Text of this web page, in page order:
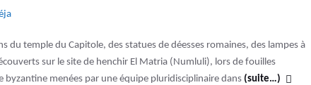
du temple du Capitole, des statues de déesses romaines, des lampes à
sur le site de henchir El Matria (Numluli), lors de fouilles
byzantine menées par une équipe pluridisciplinaire dans (suite…)